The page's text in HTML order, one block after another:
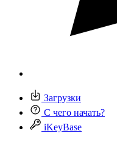
Загрузки
С чего начать?
iKeyBase